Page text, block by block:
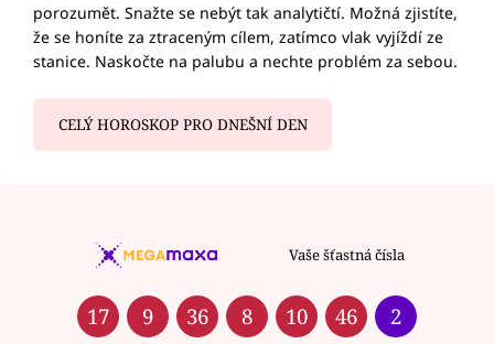
porozumět. Snažte se nebýt tak analytičtí. Možná zjistíte,
že se honíte za ztraceným cílem, zatímco vlak vyjíždí ze
stanice. Naskočte na palubu a nechte problém za sebou.
CELÝ HOROSKOP PRO DNEŠNÍ DEN
Vaše šťastná čísla
17 9 36 8 10 46 2